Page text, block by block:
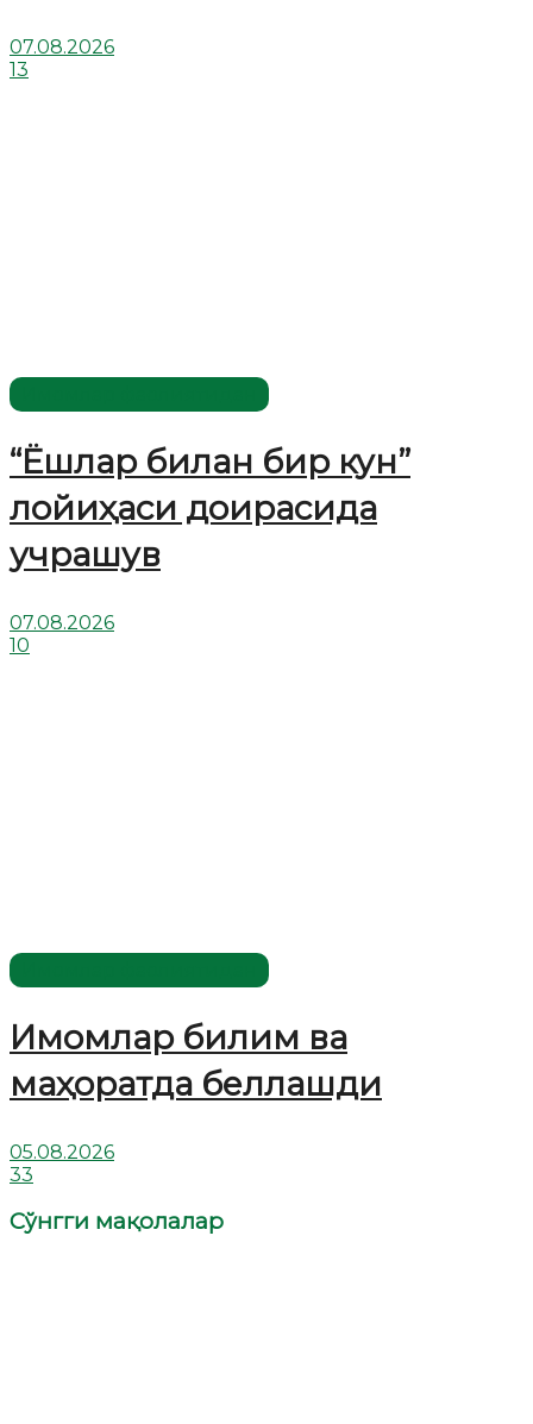
07.08.2026
13
“Ёшлар билан бир кун”
лойиҳаси доирасида
учрашув
07.08.2026
10
Имомлар билим ва
маҳоратда беллашди
05.08.2026
33
Сўнгги мақолалар